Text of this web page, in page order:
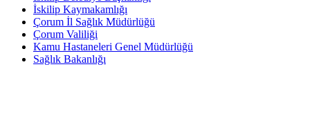
İskilip Kaymakamlığı
Çorum İl Sağlık Müdürlüğü
Çorum Valiliği
Kamu Hastaneleri Genel Müdürlüğü
Sağlık Bakanlığı